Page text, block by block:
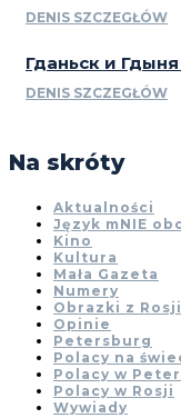
DENIS SZCZEGŁÓW
Гданьск и
DENIS SZCZEGŁÓW
Na skróty
Aktualności
Język mNIE
Kino
Kultura
Mała Gazeta
Numery
Obrazki z Rosji
Opinie
Petersburg
Polacy na
Polacy w
Polacy w Rosji
Wywiady